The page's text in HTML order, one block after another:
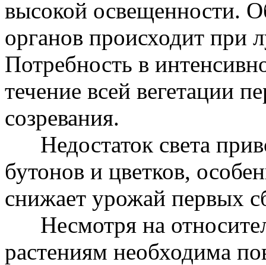
высокой освещенности.
органов происходит при
Потребность в
течение всей вегетации
созревания.
Недостаток света
бутонов и цветков,
снижает урожай первых
Несмотря на
растениям необходима